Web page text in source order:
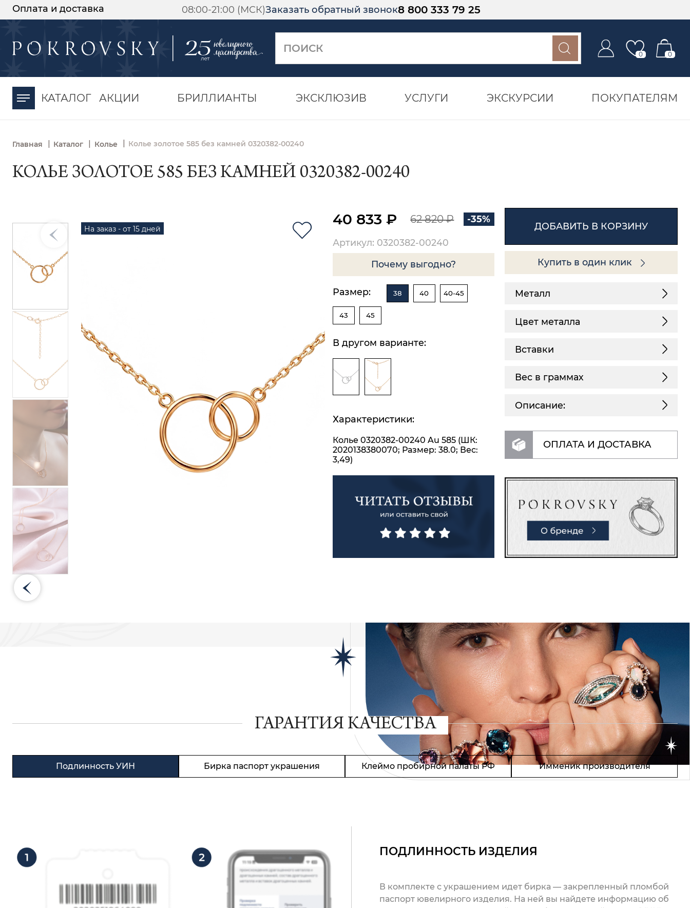
Оплата и доставка 08:00-21:00 (МСК)Заказать обратный звонок8 800 333 79 25
0 0
КАТАЛОГ АКЦИИ БРИЛЛИАНТЫ ЭКСКЛЮЗИВ УСЛУГИ ЭКСКУРСИИ ПОКУПАТЕЛЯМ
Главная | Каталог | Колье Колье золотое 585 без камней 0320382-00240
КОЛЬЕ ЗОЛОТОЕ 585 БЕЗ КАМНЕЙ 0320382-00240
На заказ - от 15 дней
40 833 ₽ 62 820 ₽ -35%
Артикул: 0320382-00240
Почему выгодно?
Размер: 38 40 40-45
43 45
В другом варианте:
Характеристики:
Колье 0320382-00240 Au 585 (ШК:
2020138380070; Размер: 38.0; Вес:
3,49)
ДОБАВИТЬ В КОРЗИНУ
Купить в один клик
Металл
Цвет металла
Вставки
Описание:
Вес в граммах
ОПЛАТА И ДОСТАВКА
ГАРАНТИЯ КАЧЕСТВА
Подлинность УИН Бирка паспорт украшения Клеймо пробирной палаты РФ Имменик производителя
ПОДЛИННОСТЬ ИЗДЕЛИЯ
В комплекте с украшением идет бирка — закрепленный пломбой
паспорт ювелирного изделия. На ней вы найдете информацию об
-30%
момента оплаты